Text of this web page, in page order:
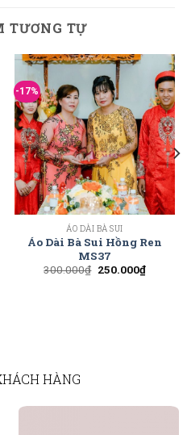
TƯƠNG TỰ
-17%
ÁO DÀI BÀ SUI
Áo Dài Bà Sui Hồng Ren
MS37
300.000₫ 250.000₫
HÀNG